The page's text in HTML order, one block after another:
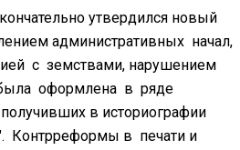
утвердился новый
административных начал,
с земствами, нарушением
оформлена в ряде
в историографии
Контрреформы в печати и